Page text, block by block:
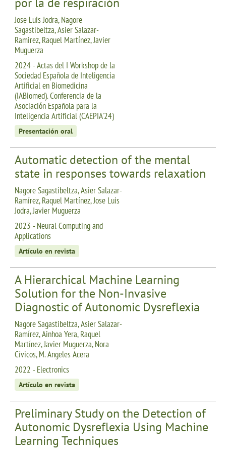
Jose Luis Jodra, Nagore
Sagastibeltza, Asier Salazar-
Ramirez, Raquel Martínez, Javier
Muguerza
2024 - Actas del I Workshop de la
Sociedad Española de Inteligencia
Artificial en Biomedicina
(IABiomed). Conferencia de la
Asociación Española para la
Inteligencia Artificial (CAEPIA'24)
Presentación oral
Automatic detection of the mental
state in responses towards relaxation
Nagore Sagastibeltza, Asier Salazar-
Ramírez, Raquel Martínez, Jose Luis
Jodra, Javier Muguerza
2023 - Neural Computing and
Applications
Artículo en revista
A Hierarchical Machine Learning
Solution for the Non-Invasive
Diagnostic of Autonomic Dysreflexia
Nagore Sagastibeltza, Asier Salazar-
Ramírez, Ainhoa Yera, Raquel
Martínez, Javier Muguerza, Nora
Cívicos, M. Angeles Acera
2022 - Electronics
Artículo en revista
Preliminary Study on the Detection of
Autonomic Dysreflexia Using Machine
Learning Techniques